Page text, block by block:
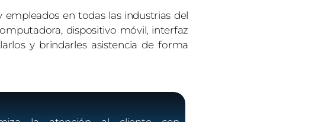
en todas las industrias del
dispositivo móvil, interfaz
y brindarles asistencia de forma